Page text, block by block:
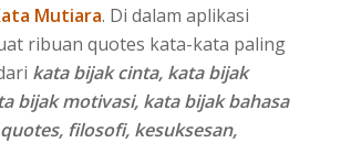
Mutiara. Di dalam aplikasi
ribuan quotes kata-kata paling
kata bijak cinta, kata bijak
bijak motivasi, kata bijak bahasa
filosofi, kesuksesan,